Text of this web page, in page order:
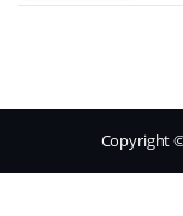
Copyright